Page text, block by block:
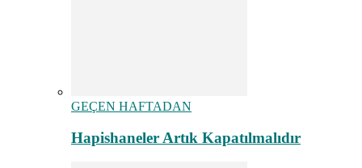
GEÇEN HAFTADAN
Hapishaneler Artık Kapatılmalıdır